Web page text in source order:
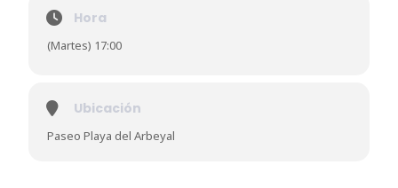
Hora
(Martes) 17:00
Ubicación
Paseo Playa del Arbeyal